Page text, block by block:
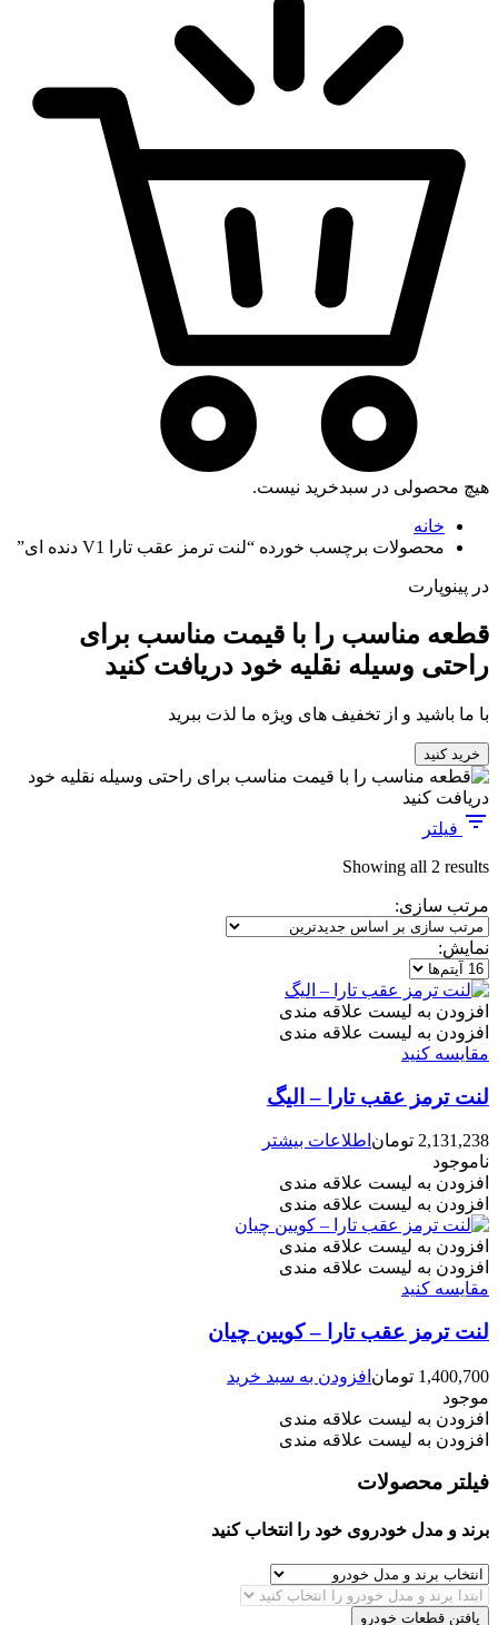
هیچ محصولی در سبدخرید نیست.
خانه
محصولات برچسب خورده “لنت ترمز عقب تارا V1 دنده ای”
در پینوپارت
قطعه مناسب را با قیمت مناسب برای
راحتی وسیله نقلیه خود دریافت کنید
با ما باشید و از تخفیف های ویژه ما لذت ببرید
خرید کنید
فیلتر
Showing all 2 results
مرتب سازی:
نمایش:
افزودن به لیست علاقه مندی
افزودن به لیست علاقه مندی
مقایسه کنید
لنت ترمز عقب تارا – الیگ
2,131,238 تومان اطلاعات بیشتر
ناموجود
افزودن به لیست علاقه مندی
افزودن به لیست علاقه مندی
افزودن به لیست علاقه مندی
افزودن به لیست علاقه مندی
مقایسه کنید
لنت ترمز عقب تارا – کویین چیان
1,400,700 تومان افزودن به سبد خرید
موجود
افزودن به لیست علاقه مندی
افزودن به لیست علاقه مندی
فیلتر محصولات
برند و مدل خودروی خود را انتخاب کنید
یافتن قطعات خودرو